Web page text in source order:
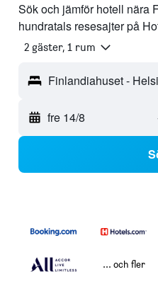
Sök och jämför hotell nära
hundratals resesajter på
2 gäster, 1 rum
Finlandiahuset -
fre 14/8
... och fler